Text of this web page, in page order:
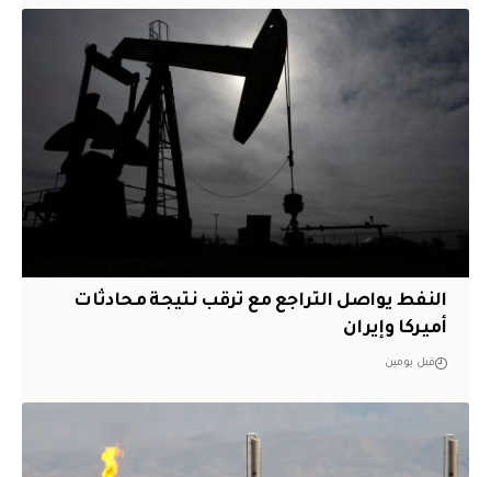
النفط يواصل التراجع مع ترقب نتيجة محادثات
أميركا وإيران
قبل يومين